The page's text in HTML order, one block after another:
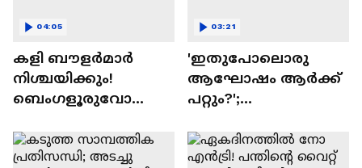
കളി ബൗളര്‍മാര്‍
നിശ്ചയിക്കും!
ബെംഗളൂരുവോ
മുൻതൂക്കം ആർക്ക്
04:05
'ഇതുപോലൊരു
ആഘോഷം ആർക്ക്
പറ്റും?';
പ്രീമിയർ ലീ​ഗ് കിരീട
നേട്ടം
03:21